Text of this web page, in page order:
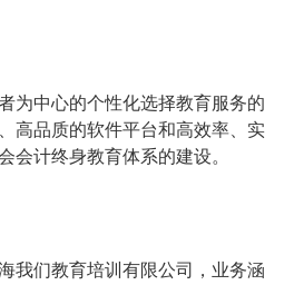
为中心的个性化选择教育服务的
高品质的软件平台和高效率、实
会计终身教育体系的建设。
我们教育培训有限公司，业务涵